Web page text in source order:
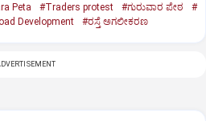
Peta #Traders protest #ಗುರುವಾರ ಪೇಠ
#
Development #ರಸ್ತೆ ಅಗಲೀಕರಣ